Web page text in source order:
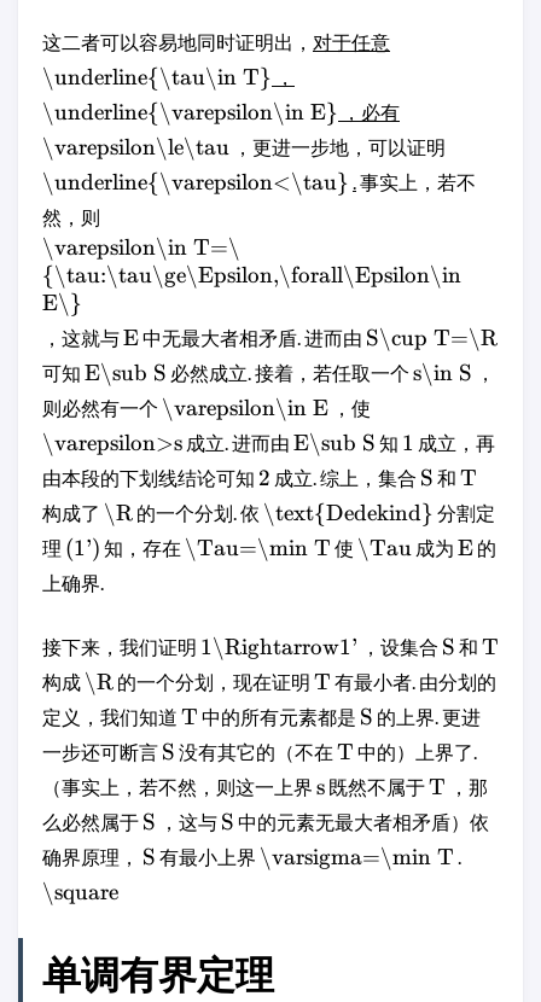
这二者可以容易地同时证明出， 对于任意
\underline{\tau\in T} ，
\underline{\varepsilon\in E} ，必有
\varepsilon\le\tau ，更进一步地，可以证明
\underline{\varepsilon<\tau} .事实上，若不
然，则
\varepsilon\in T=\
{\tau:\tau\ge\Epsilon,\forall\Epsilon\in
E\}
，这就与E中无最大者相矛盾. 进而由 S\cup T=\R
可知 E\sub S 必然成立. 接着，若任取一个 s\in S ，
则必然有一个 \varepsilon\in E ，使
\varepsilon>s 成立. 进而由 E\sub S 知 1 成立，再
由本段的下划线结论可知 2 成立. 综上，集合 S 和 T
构成了 \R 的一个分划. 依 \text{Dedekind} 分割定
理 (1') 知，存在 \Tau=\min T 使 \Tau 成为 E 的
上确界.
接下来，我们证明 1\Rightarrow1' ，设集合 S 和 T
构成 \R 的一个分划，现在证明 T 有最小者. 由分划的
定义，我们知道 T 中的所有元素都是 S 的上界. 更进
一步还可断言 S 没有其它的（不在 T 中的）上界了.
（事实上，若不然，则这一上界 s 既然不属于T ，那
么必然属于 S ，这与 S 中的元素无最大者相矛盾）依
确界原理， S 有最小上界 \varsigma=\min T .
\square
单调有界定理